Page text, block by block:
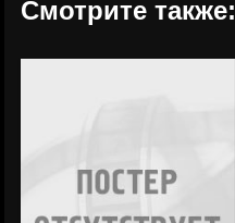
Смотрите также: